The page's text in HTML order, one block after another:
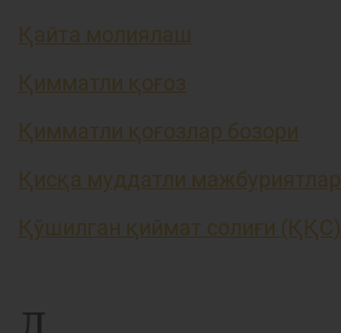
Қайта молиялаш
Қимматли қоғоз
Қимматли қоғозлар бозори
Қисқа муддатли мажбуриятлар
Қўшилган қиймат солиғи (ҚҚС)